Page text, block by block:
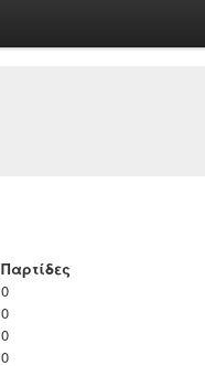
Παρτίδες
0
0
0
0